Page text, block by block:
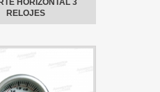
RELOJES